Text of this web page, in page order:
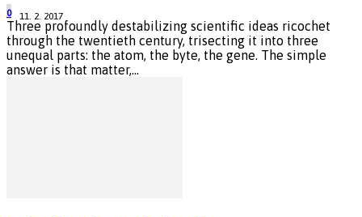
11. 2. 2017
0
Three profoundly destabilizing scientific ideas ricochet
through the twentieth century, trisecting it into three
unequal parts: the atom, the byte, the gene. The simple
answer is that matter,...